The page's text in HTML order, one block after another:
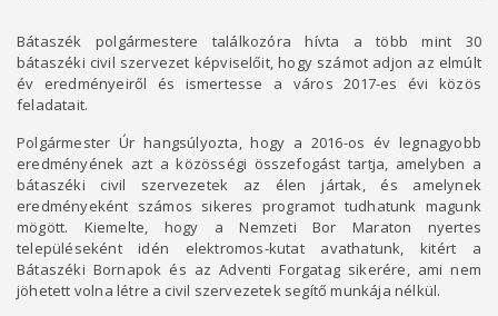
Bátaszék polgármestere találkozóra hívta a több mint 30
bátaszéki civil szervezet képviselőit, hogy számot adjon az elmúlt
év eredményeiről és ismertesse a város 2017-es évi közös
feladatait.
Polgármester Úr hangsúlyozta, hogy a 2016-os év legnagyobb
eredményének azt a közösségi összefogást tartja, amelyben a
bátaszéki civil szervezetek az élen jártak, és amelynek
eredményeként számos sikeres programot tudhatunk magunk
mögött. Kiemelte, hogy a Nemzeti Bor Maraton nyertes
településeként idén elektromos-kutat avathatunk, kitért a
Bátaszéki Bornapok és az Adventi Forgatag sikerére, ami nem
jöhetett volna létre a civil szervezetek segítő munkája nélkül.